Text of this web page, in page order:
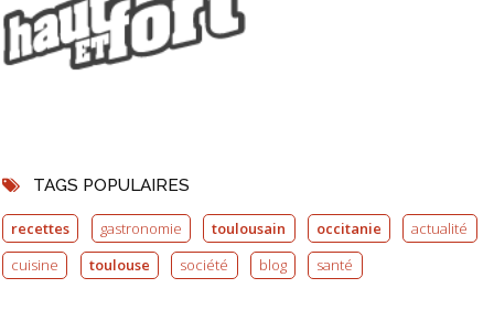
TAGS POPULAIRES
recettes gastronomie toulousain occitanie
actualité
cuisine
toulouse société blog santé